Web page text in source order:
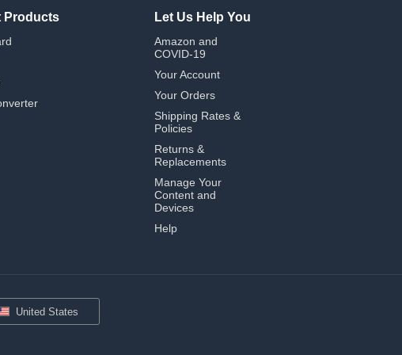
Products Let Us Help You
Amazon and
COVID-19
Your Account
Your Orders
Shipping Rates &
Policies
Returns &
Replacements
Manage Your
Content and
Devices
Help
United States